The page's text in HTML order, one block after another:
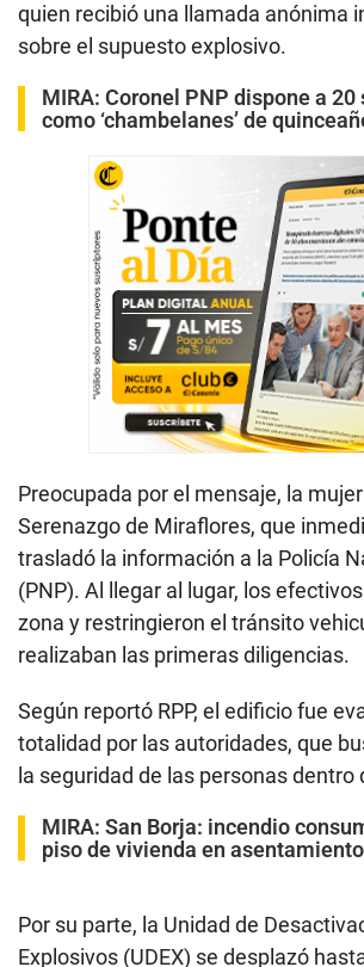
quien recibió una llamada anónima
sobre el supuesto explosivo.
MIRA: Coronel PNP dispone a
como ‘chambelanes’ de
Preocupada por el mensaje, la
Serenazgo de Miraflores, que
trasladó la información a la Policía
(PNP). Al llegar al lugar, los
zona y restringieron el tránsito
realizaban las primeras diligencias.
Según reportó RPP, el edificio fue
totalidad por las autoridades, que
la seguridad de las personas dentro
MIRA: San Borja: incendio
piso de vivienda en
Por su parte, la Unidad de
Explosivos (UDEX) se desplazó